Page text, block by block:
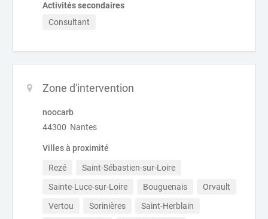
Activités secondaires
Consultant
Zone d'intervention
noocarb
44300 Nantes
Villes à proximité
Rezé
Saint-Sébastien-sur-Loire
Sainte-Luce-sur-Loire
Bouguenais
Orvault
Vertou
Sorinières
Saint-Herblain